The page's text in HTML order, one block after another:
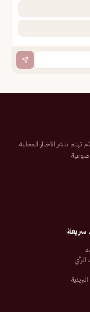
صحيفة إلكترونية سعودية تم تأسيسها عام 2007م تهتم بنشر الأخبار المحلية
سريعة
الرأي